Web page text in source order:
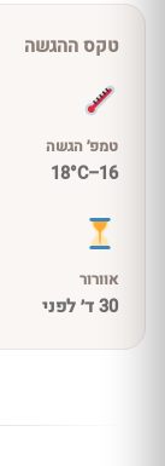
טקס ההגשה
טמפ׳ הגשה
16–18°C
אוורור
30 ד׳ לפני